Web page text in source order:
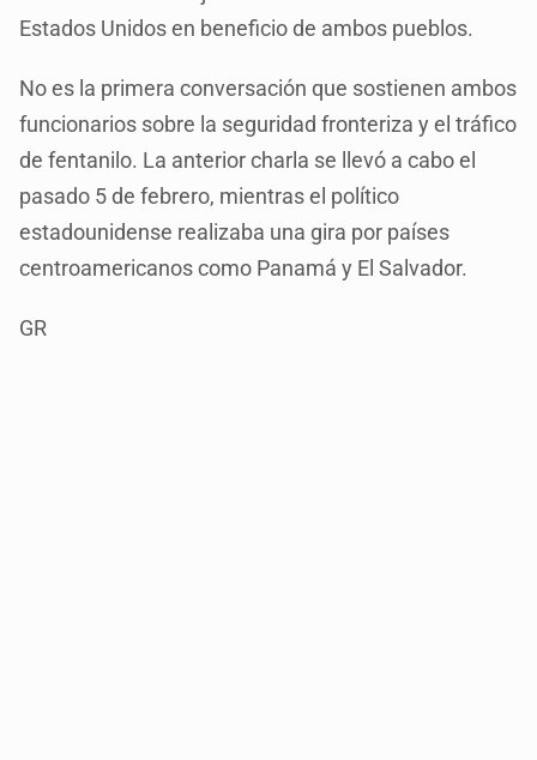
Estados Unidos en beneficio de ambos pueblos.
No es la primera conversación que sostienen ambos
funcionarios sobre la seguridad fronteriza y el tráfico
de fentanilo. La anterior charla se llevó a cabo el
pasado 5 de febrero, mientras el político
estadounidense realizaba una gira por países
centroamericanos como Panamá y El Salvador.
GR